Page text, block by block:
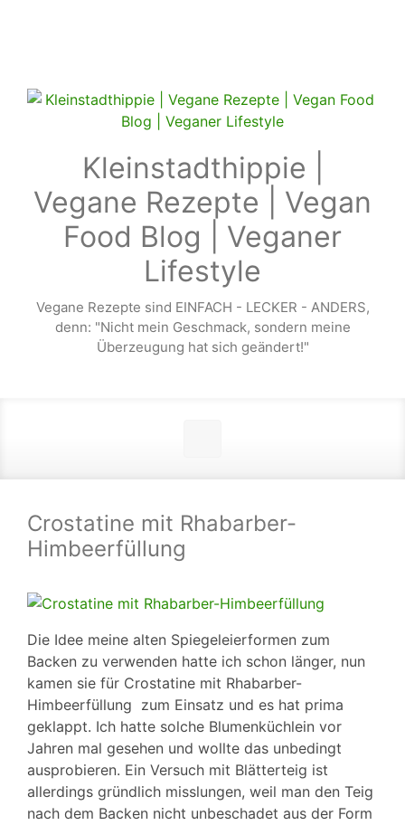
Kleinstadthippie |
Vegane Rezepte | Vegan
Food Blog | Veganer
Lifestyle
Vegane Rezepte sind EINFACH - LECKER - ANDERS,
denn: "Nicht mein Geschmack, sondern meine
Überzeugung hat sich geändert!"
Crostatine mit Rhabarber-
Himbeerfüllung
Die Idee meine alten Spiegeleierformen zum
Backen zu verwenden hatte ich schon länger, nun
kamen sie für Crostatine mit Rhabarber-
Himbeerfüllung zum Einsatz und es hat prima
geklappt. Ich hatte solche Blumenküchlein vor
Jahren mal gesehen und wollte das unbedingt
ausprobieren. Ein Versuch mit Blätterteig ist
allerdings gründlich misslungen, weil man den Teig
nach dem Backen nicht unbeschadet aus der Form